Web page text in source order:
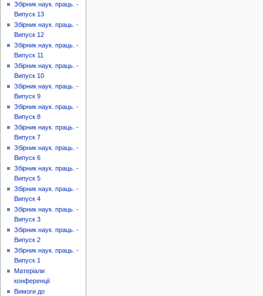
Збірник наук. праць. -
Випуск 13
Збірник наук. праць. -
Випуск 12
Збірник наук. праць. -
Випуск 11
Збірник наук. праць. -
Випуск 10
Збірник наук. праць. -
Випуск 9
Збірник наук. праць. -
Випуск 8
Збірник наук. праць. -
Випуск 7
Збірник наук. праць. -
Випуск 6
Збірник наук. праць. -
Випуск 5
Збірник наук. праць. -
Випуск 4
Збірник наук. праць. -
Випуск 3
Збірник наук. праць. -
Випуск 2
Збірник наук. праць. -
Випуск 1
Матеріали
конференції
Вимоги до